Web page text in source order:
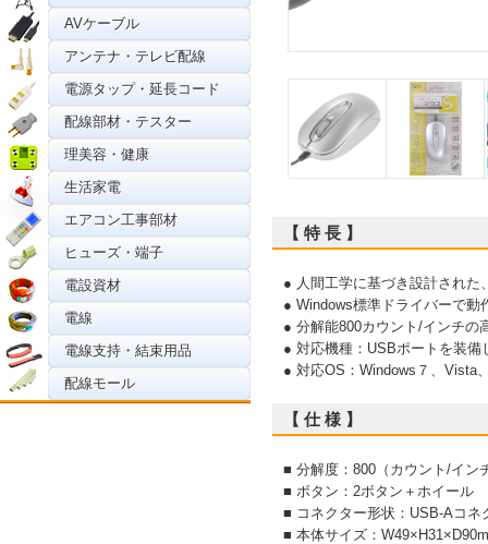
AVケーブル
アンテナ・テレビ配線
電源タップ・延長コード
配線部材・テスター
理美容・健康
生活家電
エアコン工事部材
ヒューズ・端子
電設資材
電線
電線支持・結束用品
配線モール
【 特 長 】
● 人間工学に基づき設計された
● Windows標準ドライバーで動
● 分解能800カウント/インチの
● 対応機種：USBポートを装備
● 対応OS：Windows７、Vista
【 仕 様 】
■ 分解度：800（カウント/イン
■ ボタン：2ボタン＋ホイール
■ コネクター形状：USB-Aコネ
■ 本体サイズ：